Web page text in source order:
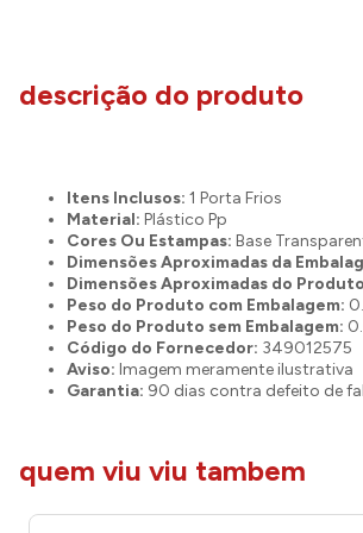
descrição do produto
Itens Inclusos: 1 Porta Frios
Material: Plástico Pp
Cores Ou Estampas: Base
Dimensões Aproximadas da
Dimensões Aproximadas do
Peso do Produto com Embalagem:
Peso do Produto sem Embalagem:
Código do Fornecedor: 349012575
Aviso: Imagem meramente ilustrativa
Garantia: 90 dias contra defeito de
quem viu viu tambem